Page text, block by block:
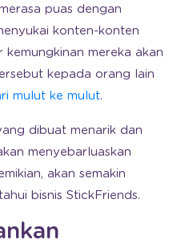
puas dengan
konten-konten
mereka akan
kepada orang lain
mulut ke mulut.
dibuat menarik dan
menyebarluaskan
akan semakin
bisnis StickFriends.